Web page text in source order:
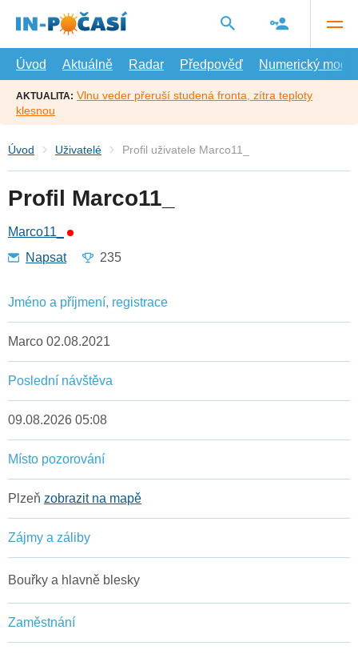
hlavní
Úvod
Aktuálně Radar Předpověď Numerický model
AKTUALITA: Vlnu veder přeruší studená fronta, zítra teploty
klesnou
Úvod Uživatelé Profil uživatele Marco11_
Profil Marco11_
Marco11_
Napsat
235
Jméno a příjmení, registrace
Marco 02.08.2021
Poslední návštěva
09.08.2026 05:08
Místo pozorování
Plzeň zobrazit na mapě
Zájmy a záliby
Bouřky a hlavně blesky
Zaměstnání